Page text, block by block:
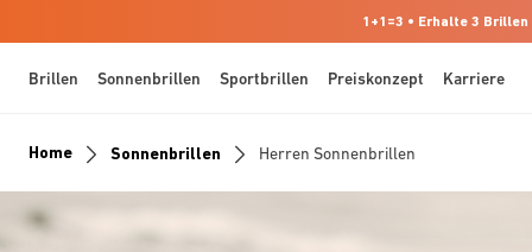
1+1=3 • Erhalte 3 Brillen
Brillen Sonnenbrillen Sportbrillen Preiskonzept Karriere
Home Sonnenbrillen Herren Sonnenbrillen